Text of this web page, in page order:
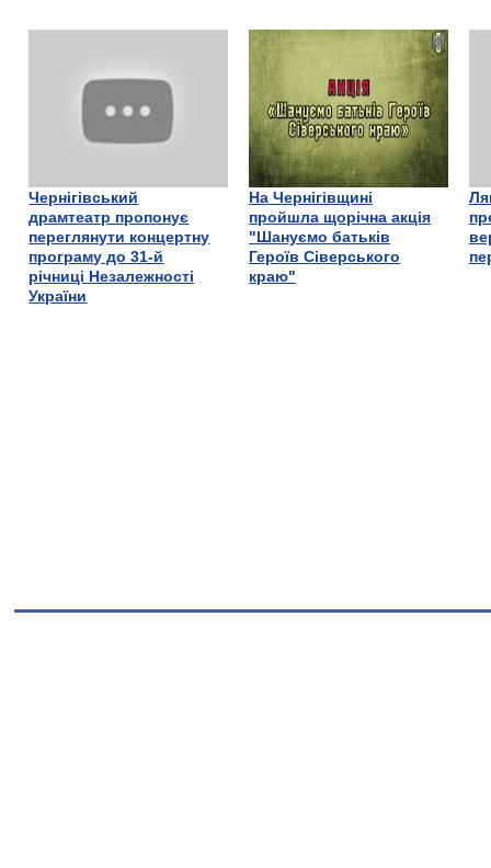
Чернігівський
драмтеатр пропонує
переглянути концертну
програму до 31-й
річниці Незалежності
України
На Чернігівщині
пройшла щорічна акція
"Шануємо батьків
Героїв Сіверського
краю"